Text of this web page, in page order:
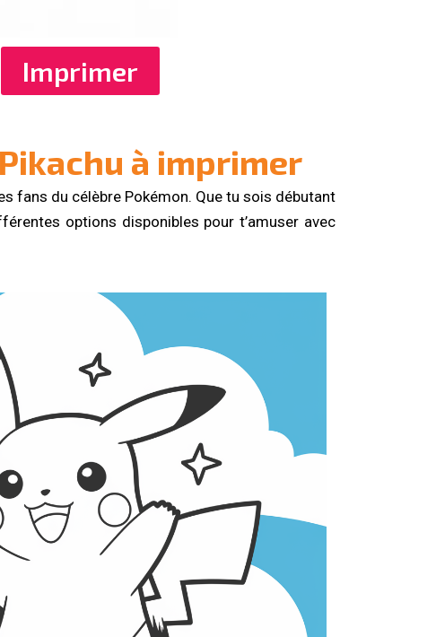
Imprimer
à imprimer
fans du célèbre Pokémon. Que tu sois débutant
options disponibles pour t’amuser avec